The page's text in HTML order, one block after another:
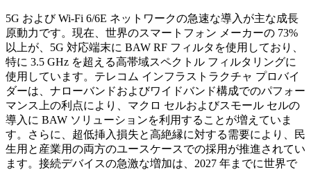
5G および Wi-Fi 6/6E ネットワークの急速な導入が主な成長
原動力です。現在、世界のスマートフォン メーカーの 73%
以上が、5G 対応端末に BAW RF フィルタを使用しており、
特に 3.5 GHz を超える高帯域スペクトル フィルタリングに
使用しています。テレコム インフラストラクチャ プロバイ
ダーは、ナローバンドおよびワイドバンド構成でのパフォー
マンス上の利点により、マクロ セルおよびスモール セルの
導入に BAW ソリューションを利用することが増えていま
す。さらに、超低挿入損失と高絶縁に対する需要により、民
生用と産業用の両方のユースケースでの採用が推進されてい
ます。接続デバイスの急激な増加は、2027 年までに世界で